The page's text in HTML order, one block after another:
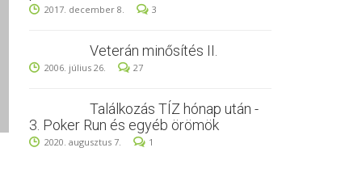
2017. december 8. 3
Veterán minősítés II.
2006. július 26. 27
Találkozás TÍZ hónap után -
3. Poker Run és egyéb örömök
2020. augusztus 7. 1